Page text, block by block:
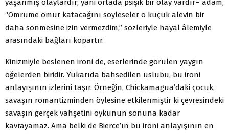
“Ömrüme ömür katacağını söyleseler o küçük alevin bir
daha sönmesine izin vermezdim,” sözleriyle hayal âlemiyle
arasındaki bağları kopartır.
Kinizmiyle beslenen ironi de, eserlerinde görülen yaygın
öğelerden biridir. Yukarıda bahsedilen üslubu, bu ironi
anlayışının izlerini taşır. Örneğin, Chickamagua’daki çocuk,
savaşın romantizminden öylesine etkilenmiştir ki çevresindeki
savaşın gerçek vahşetini öykünün sonuna kadar
kavrayamaz. Ama belki de Bierce’ın bu ironi anlayışının en